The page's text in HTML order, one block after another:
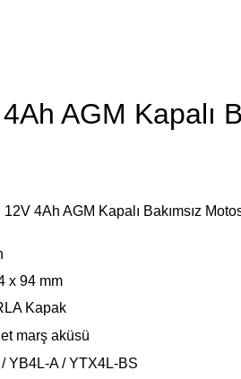
AGM Kapalı
4Ah AGM Kapalı Bakımsız
x 94 mm
Kapak
marş aküsü
YB4L-A / YTX4L-BS